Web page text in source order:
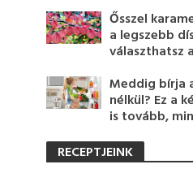
Ősszel
a legszebb
választhatsz
Meddig bírja
nélkül? Ez a
is tovább,
RECEPTJEINK